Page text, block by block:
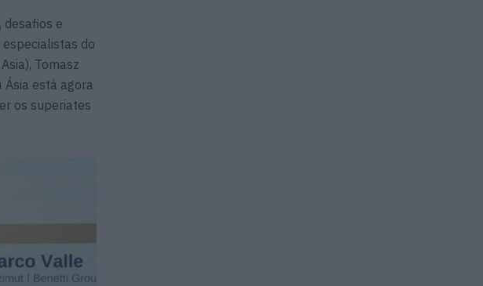
e
do
Tomasz
Ásia está agora
os superiates